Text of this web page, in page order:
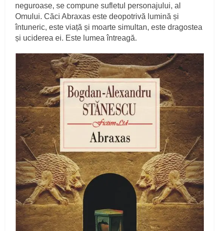
neguroase, se compune sufletul personajului, al
Omului. Căci Abraxas este deopotrivă lumină și
întuneric, este viață și moarte simultan, este dragostea
și uciderea ei. Este lumea întreagă.